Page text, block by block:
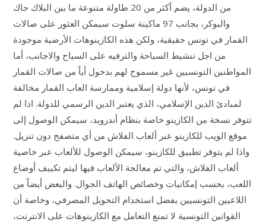
من الدولة، يضم أكثر من 20 طاولة متنوعة ما بين البلاك جاك
والبوكر، بجانب 97 ماكينة سلوت سيمكن العثور على صالات
القمار في تونس حقيقية، ولكن هذه الكازينوهات الأرضية موجودة
من اجل تنشيط السياحة والترفيه على السياح والاجانب، أما
المواطنين التونسيين غير مسموح لهم بدخول أياً من صالات القمار
في تونس، لأنها دولة إسلامية وممارسة العاب القمار مخالفة
لمبادئ الدين الإسلامي، الذي يعتبر الدين الرسمي للدولة. اذا لم
تتوفر نسخة من الكازينو خاصة بنظام أندرويد، سيمكن الوصول إلى
موقع الويب للكازينو عبر ألعاب الفلاش من أي متصفح دون تنزيل.
واذا لم يتوفر تطبيق للكازينو، سيمكن الوصول للألعاب عبر خاصية
ألعاب الفلاش، والتي تم معالجة الألعاب فيها ليتم تكييف أوضاع
اللعب، بحسب إمكانيات وخصائص الهاتف الجوال. والبعض أيضاً من
اللاعبين التونسيين يفضل استخدام التحويل المصرفي، وخاصة أن
القوانين التونسية لا تمنع التعامل مع الكازينوهات على الانترنت،